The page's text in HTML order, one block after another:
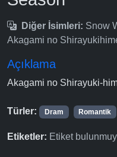
Diğer İsimleri: Snow
Akagami no
Açıklama
Akagami no Shirayuki-
Türler: Dram Romantik
Etiketler: Etiket